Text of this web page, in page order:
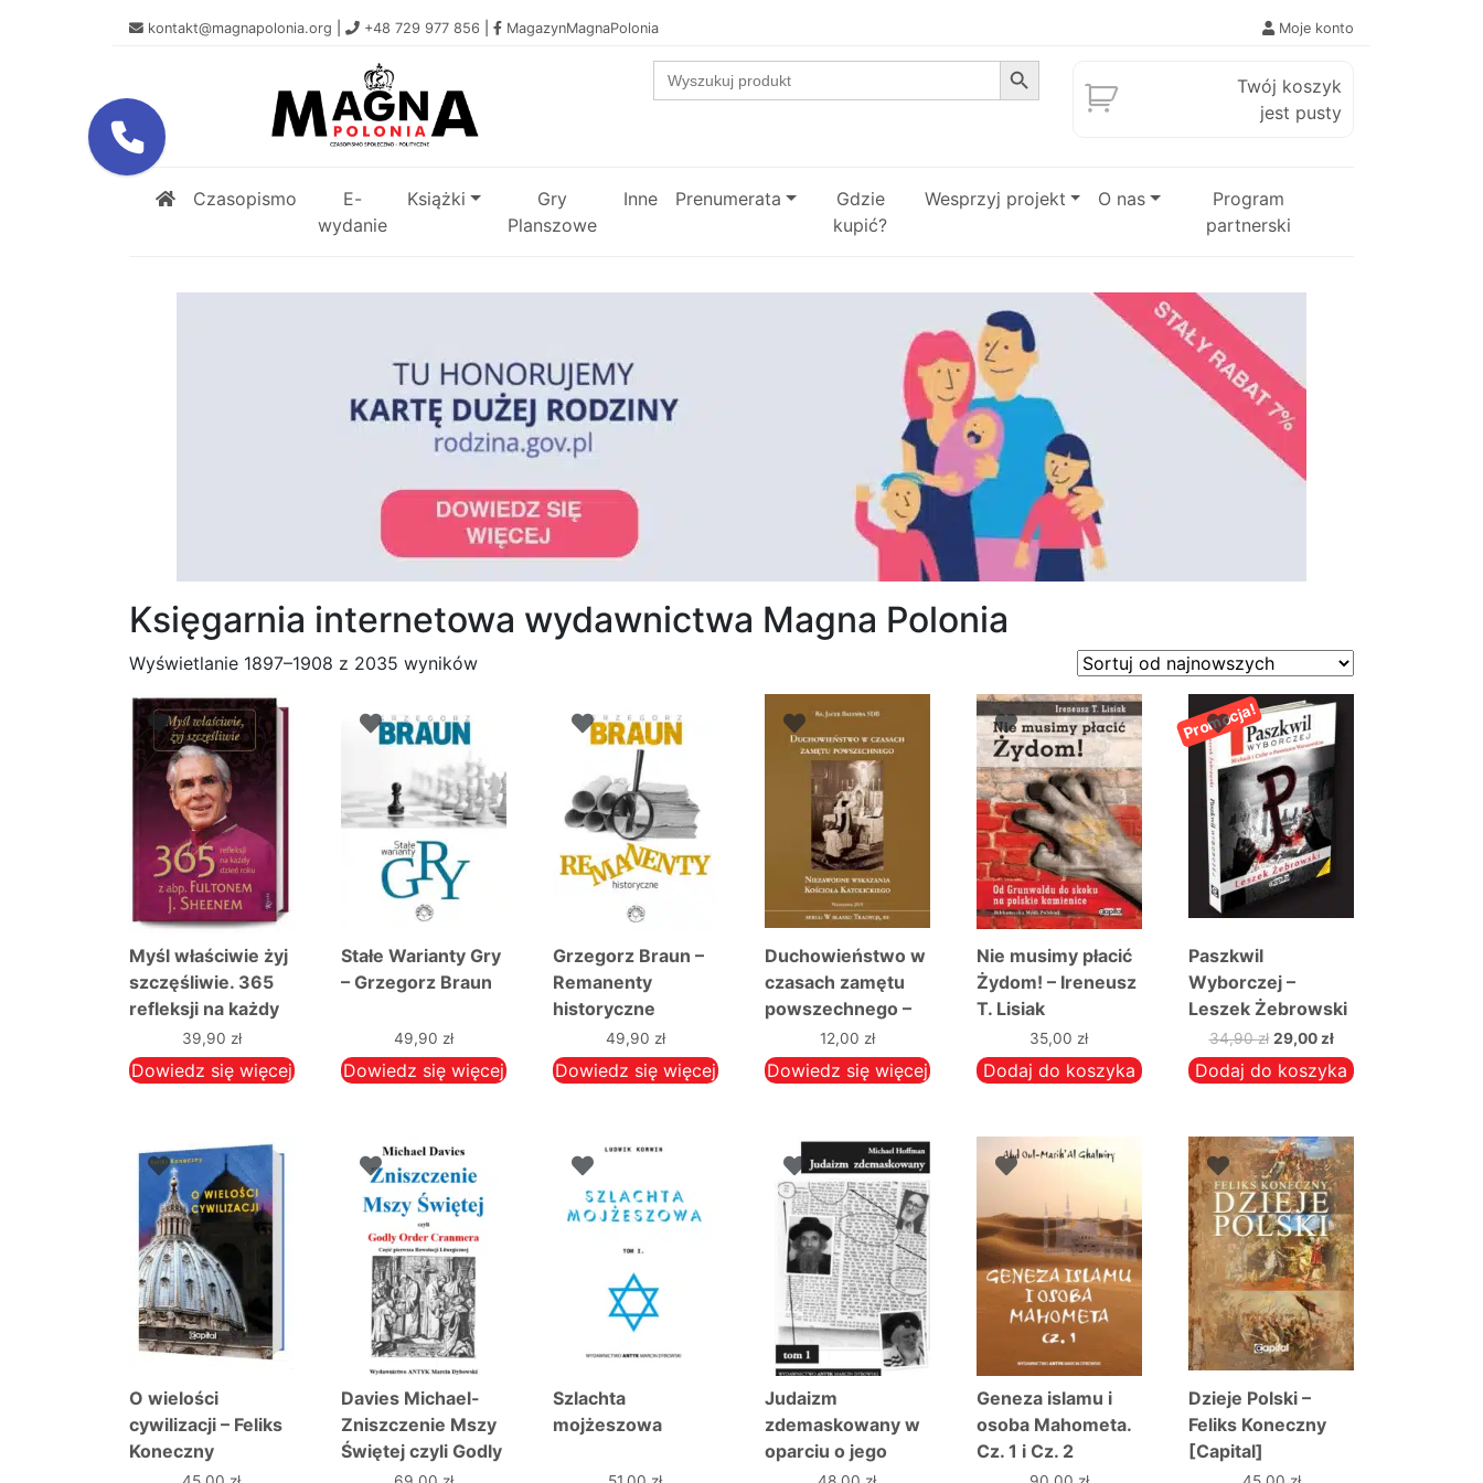
kontakt@magnapolonia.org +48 729 977 856 MagazynMagnaPolonia Moje konto
Search
for:
Search Button
Twój koszyk
jest pusty
Czasopismo
E-
wydanie
Książki
Gry
Planszowe
Inne Prenumerata
Gdzie
kupić?
Wesprzyj projekt O nas
Program
partnerski
Księgarnia internetowa wydawnictwa Magna Polonia
Wyświetlanie 1897–1908 z 2035 wynikówPosortowane
najnowszych
Myśl właściwie żyj
szczęśliwie. 365
refleksji na każdy
dzień – abp Fulton
J. Sheen
39,90 zł
Dowiedz się więcej
Stałe Warianty Gry
– Grzegorz Braun
49,90 zł
Dowiedz się więcej
Grzegorz Braun –
Remanenty
historyczne
49,90 zł
Dowiedz się więcej
Duchowieństwo w
czasach zamętu
powszechnego –
Ks. Jacek Bałemba
SDB
12,00 zł
Dowiedz się więcej
Nie musimy płacić
Żydom! – Ireneusz
T. Lisiak
35,00zł
Dodaj do koszyka
Promocja!
Paszkwil
Wyborczej –
Leszek Żebrowski
(III wydanie)
34,90zł Pierwotna
cena
wynosiła:
29,00złAktualna
cena
wynosi:
Dodaj do koszyka
O wielości
cywilizacji – Feliks
Koneczny
Davies Michael-
Zniszczenie Mszy
Świętej czyli Godly
Order Cranmera.
Szlachta
mojżeszowa
Judaizm
zdemaskowany w
oparciu o jego
własne święte
Geneza islamu i
osoba Mahometa.
Cz. 1 i Cz. 2
Dzieje Polski –
Feliks Koneczny
[Capital]